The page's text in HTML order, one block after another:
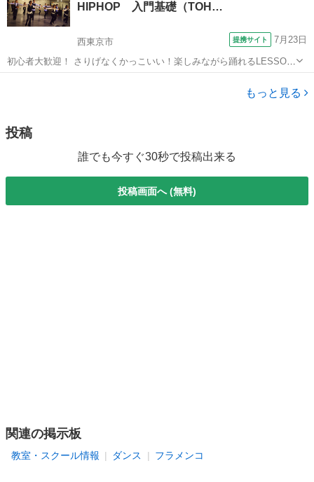
HIPHOP 入門基礎（TOH…
西東京市 提携サイト 7月23日
初心者大歓迎！ さりげなくかっこいい！楽しみながら踊れるLESSON
目指します！！ HOUSE、HIPHOP、JAZZ HIPHOPの枠にとどまら
もっと見る
投稿
誰でも今すぐ30秒で投稿出来る
投稿画面へ (無料)
関連の掲示板
教室・スクール情報 ダンス フラメンコ